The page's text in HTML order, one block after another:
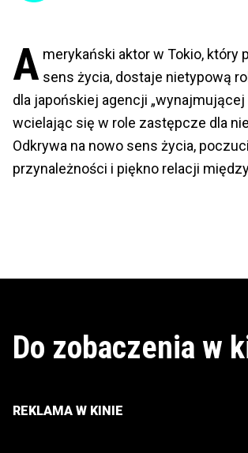
A merykański aktor w Tokio, który
sens życia, dostaje nietypową
dla japońskiej agencji „wynajmującej
wcielając się w role zastępcze dla
Odkrywa na nowo sens życia,
przynależności i piękno relacji
Do zobaczenia w
REKLAMA W KINIE